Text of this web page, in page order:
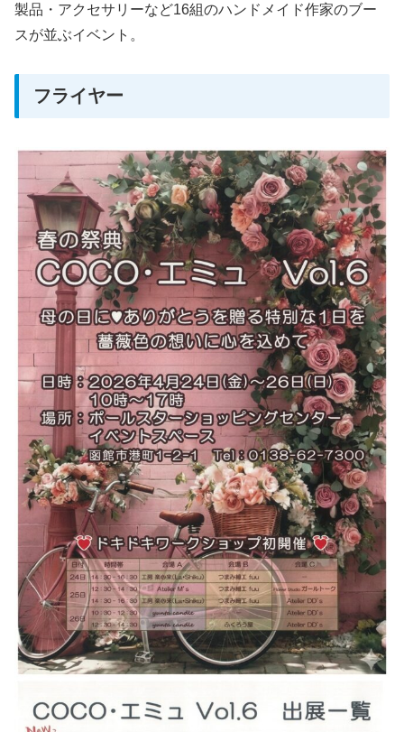
製品・アクセサリーなど16組のハンドメイド作家のブー
スが並ぶイベント。
フライヤー